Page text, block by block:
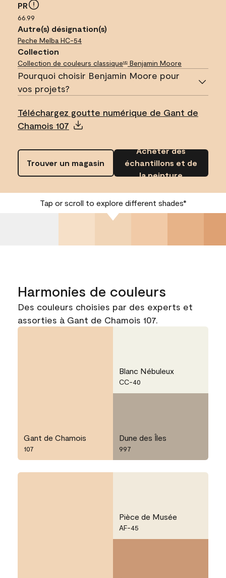
PR
66.99
Autre(s) désignation(s)
Peche Melba HC-54
Collection
Collection de couleurs classiqueMD Benjamin Moore
Pourquoi choisir Benjamin Moore pour
vos projets?
Téléchargez goutte numérique de Gant de
Chamois 107
Trouver un magasin
Acheter des
échantillons et de
la peinture
Tap or scroll to explore different shades*
Harmonies de couleurs
Des couleurs choisies par des experts et
assorties à Gant de Chamois 107.
Gant de Chamois
107
Blanc Nébuleux
CC-40
Dune des Îles
997
Pièce de Musée
AF-45